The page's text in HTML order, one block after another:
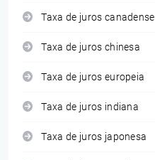
Taxa de juros canadense
Taxa de juros chinesa
Taxa de juros europeia
Taxa de juros indiana
Taxa de juros japonesa